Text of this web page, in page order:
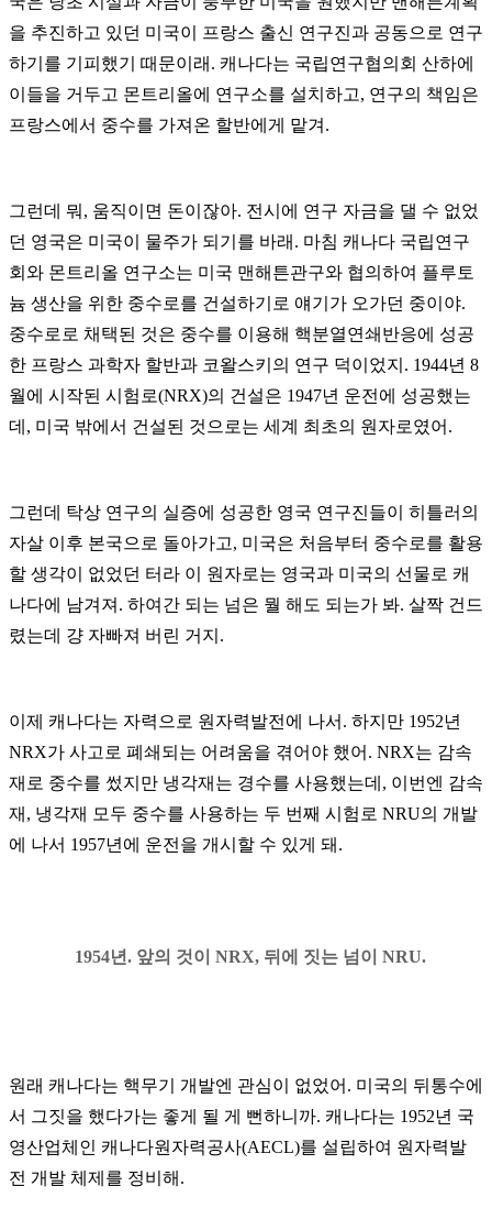
을 추진하고 있던 미국이 프랑스 출신 연구진과 공동으로 연구
하기를 기피했기 때문이래 . 캐나다는 국립연구협의회 산하에
이들을 거두고 몬트리올에 연구소를 설치하고, 연구의 책임은
프랑스에서 중수를 가져온 할반에게 맡겨 .
그런데 뭐 , 움직이면 돈이잖아. 전시에 연구 자금을 댈 수 없었
던 영국은 미국이 물주가 되기를 바래 . 마침 캐나다 국립연구
회와 몬트리올 연구소는 미국 맨해튼관구와 협의하여 플루토
늄 생산을 위한 중수로를 건설하기로 얘기가 오가던 중이야.
중수로로 채택된 것은 중수를 이용해 핵분열연쇄반응에 성공
한 프랑스 과학자 할반과 코왈스키의 연구 덕이었지 . 1944년 8
월에 시작된 시험로(NRX)의 건설은 1947년 운전에 성공했는
데 , 미국 밖에서 건설된 것으로는 세계 최초의 원자로였어.
그런데 탁상 연구의 실증에 성공한 영국 연구진들이 히틀러의
자살 이후 본국으로 돌아가고, 미국은 처음부터 중수로를 활용
할 생각이 없었던 터라 이 원자로는 영국과 미국의 선물로 캐
나다에 남겨져 . 하여간 되는 넘은 뭘 해도 되는가 봐. 살짝 건드
렸는데 걍 자빠져 버린 거지 .
이제 캐나다는 자력으로 원자력발전에 나서 . 하지만 1952년
NRX가 사고로 폐쇄되는 어려움을 겪어야 했어 . NRX는 감속
재로 중수를 썼지만 냉각재는 경수를 사용했는데 , 이번엔 감속
재 , 냉각재 모두 중수를 사용하는 두 번째 시험로 NRU의 개발
에 나서 1957년에 운전을 개시할 수 있게 돼 .
1954년. 앞의 것이 NRX, 뒤에 짓는 넘이 NRU.
원래 캐나다는 핵무기 개발엔 관심이 없었어 . 미국의 뒤통수에
서 그짓을 했다가는 좋게 될 게 뻔하니까. 캐나다는 1952년 국
영산업체인 캐나다원자력공사(AECL)를 설립하여 원자력발
전 개발 체제를 정비해 .